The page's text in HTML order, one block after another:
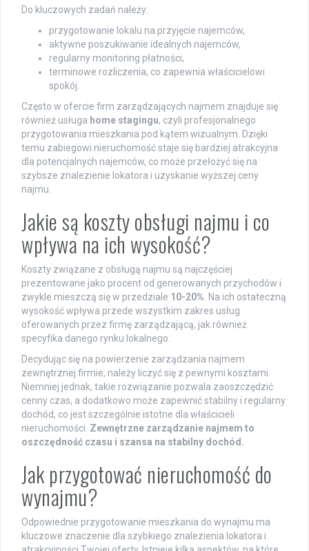
Do kluczowych zadań należy:
przygotowanie lokalu na przyjęcie najemców,
aktywne poszukiwanie idealnych najemców,
regularny monitoring płatności,
terminowe rozliczenia, co zapewnia właścicielowi
spokój.
Często w ofercie firm zarządzających najmem znajduje się
również usługa home stagingu, czyli profesjonalnego
przygotowania mieszkania pod kątem wizualnym. Dzięki
temu zabiegowi nieruchomość staje się bardziej atrakcyjna
dla potencjalnych najemców, co może przełożyć się na
szybsze znalezienie lokatora i uzyskanie wyższej ceny
najmu.
Jakie są koszty obsługi najmu i co
wpływa na ich wysokość?
Koszty związane z obsługą najmu są najczęściej
prezentowane jako procent od generowanych przychodów i
zwykle mieszczą się w przedziale 10-20%. Na ich ostateczną
wysokość wpływa przede wszystkim zakres usług
oferowanych przez firmę zarządzającą, jak również
specyfika danego rynku lokalnego.
Decydując się na powierzenie zarządzania najmem
zewnętrznej firmie, należy liczyć się z pewnymi kosztami.
Niemniej jednak, takie rozwiązanie pozwala zaoszczędzić
cenny czas, a dodatkowo może zapewnić stabilny i regularny
dochód, co jest szczególnie istotne dla właścicieli
nieruchomości. Zewnętrzne zarządzanie najmem to
oszczędność czasu i szansa na stabilny dochód.
Jak przygotować nieruchomość do
wynajmu?
Odpowiednie przygotowanie mieszkania do wynajmu ma
kluczowe znaczenie dla szybkiego znalezienia lokatora i